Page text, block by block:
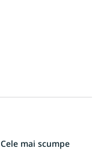
Cele mai scumpe